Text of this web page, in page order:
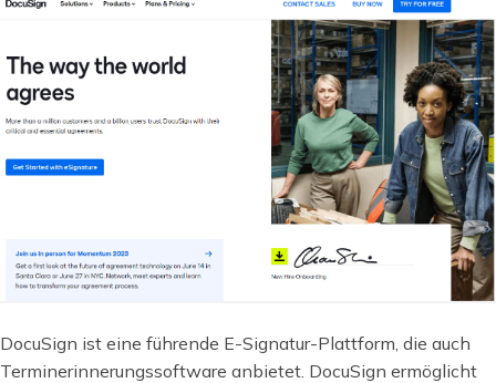
DocuSign ist eine führende E-Signatur-Plattform, die auch
Terminerinnerungssoftware anbietet. DocuSign ermöglicht